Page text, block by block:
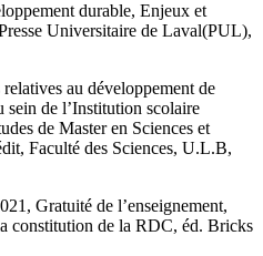
durable, Enjeux et
Universitaire de Laval(PUL),
au développement de
sein de l’Institution scolaire
de Master en Sciences et
Faculté des Sciences, U.L.B,
Gratuité de l’enseignement,
constitution de la RDC, éd. Bricks